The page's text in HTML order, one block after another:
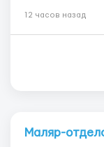
12 часов назад
Маляр-